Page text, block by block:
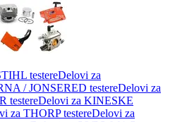
testereDelovi za
/ JONSERED testereDelovi za
testereDelovi za KINESKE
za THORP testereDelovi za